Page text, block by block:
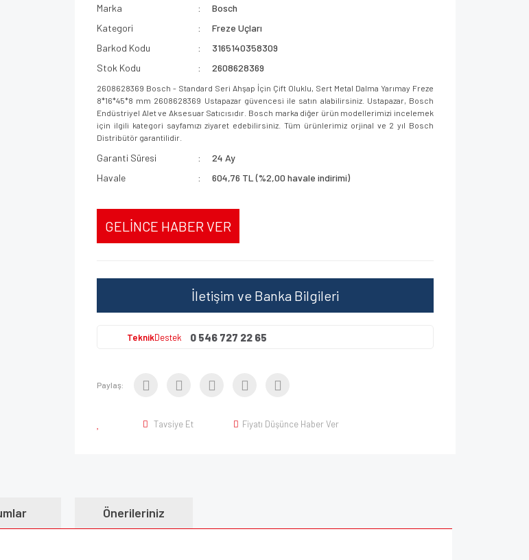
Marka
Bosch
Kategori
Freze Uçları
Barkod Kodu
3165140358309
Stok Kodu
2608628369
2608628369 Bosch - Standard Seri Ahşap İçin Çift Oluklu, Sert Metal Dalma Yarımay Freze
8*16*45*8 mm 2608628369 Ustapazar güvencesi ile satın alabilirsiniz. Ustapazar, Bosch
Endüstriyel Alet ve Aksesuar Satıcısıdır. Bosch marka diğer ürün modellerimizi incelemek
için ilgili kategori sayfamızı ziyaret edebilirsiniz. Tüm ürünlerimiz orjinal ve 2 yıl Bosch
Distribütör garantilidir.
Garanti Süresi
24 Ay
Havale
604,76 TL (%2,00 havale indirimi)
GELİNCE HABER VER
İletişim ve Banka Bilgileri
TeknikDestek 0 546 727 22 65
Paylaş:
Tavsiye Et Fiyatı Düşünce Haber Ver
Önerileriniz